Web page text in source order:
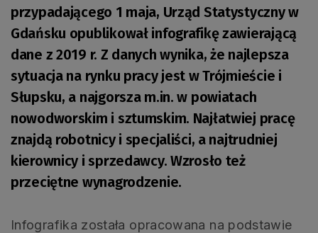
przypadającego 1 maja, Urząd Statystyczny w
Gdańsku opublikował infografikę zawierającą
dane z 2019 r. Z danych wynika, że najlepsza
sytuacja na rynku pracy jest w Trójmieście i
Słupsku, a najgorsza m.in. w powiatach
nowodworskim i sztumskim. Najłatwiej pracę
znajdą robotnicy i specjaliści, a najtrudniej
kierownicy i sprzedawcy. Wzrosło też
przeciętne wynagrodzenie.
Infografika została opracowana na podstawie